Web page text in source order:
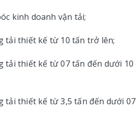
kinh doanh vận tải;
tải thiết kế từ 10 tấn trở lên;
tải thiết kế từ 07 tấn đến dưới 10
tải thiết kế từ 3,5 tấn đến dưới 07